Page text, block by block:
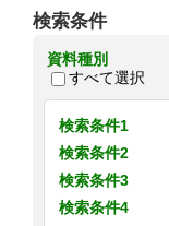
検索条件
資料種別
すべて選択
検索条件1
検索条件2
検索条件3
検索条件4